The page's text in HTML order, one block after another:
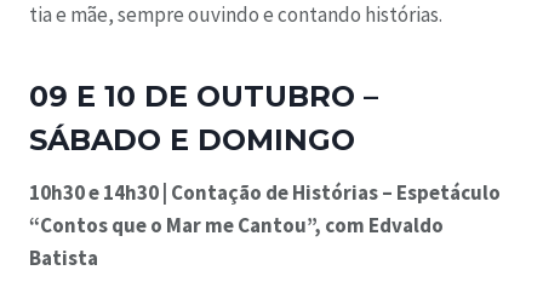
tia e mãe, sempre ouvindo e contando histórias.
09 E 10 DE OUTUBRO –
SÁBADO E DOMINGO
10h30 e 14h30 | Contação de Histórias – Espetáculo
“Contos que o Mar me Cantou”, com Edvaldo
Batista